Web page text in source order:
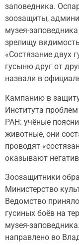
заповедника.
зоозащиты,
музея-
зрелищу
«Состязание двух
гусыню друг от
назвали в
Кампанию в
Института
РАН: учёные
животные, они
проводят
оказывают
Зоозащитники
Министерство
Ведомство
гусиных боёв на
музея-
направлено во